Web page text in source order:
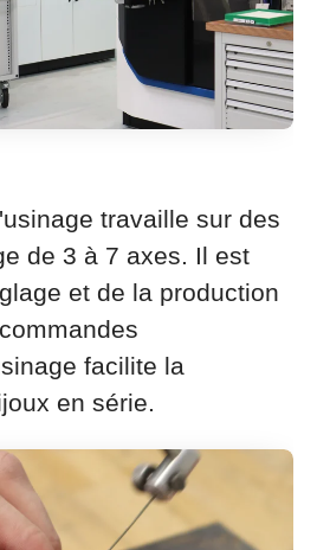
travaille sur des
de 3 à 7 axes. Il est
et de la production
facilite la
en série.